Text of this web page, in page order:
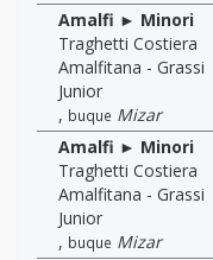
Amalfi ► Minori
Traghetti Costiera
Amalfitana - Grassi
Junior
, buque Mizar
Amalfi ► Minori
Traghetti Costiera
Amalfitana - Grassi
Junior
, buque Mizar